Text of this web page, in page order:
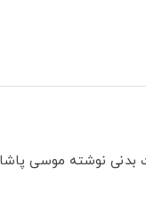
بدنی نوشته موسی